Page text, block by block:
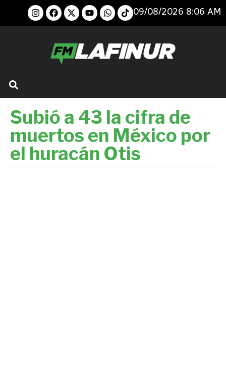
09/08/2026 8:06 AM
Subió a 43 la cifra de
muertos en México por
el huracán Otis